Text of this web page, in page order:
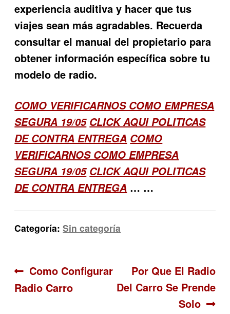
experiencia auditiva y hacer que tus
viajes sean más agradables. Recuerda
consultar el manual del propietario para
obtener información específica sobre tu
modelo de radio.
COMO VERIFICARNOS COMO EMPRESA
SEGURA 19/05 CLICK AQUI POLITICAS
DE CONTRA ENTREGA COMO
VERIFICARNOS COMO EMPRESA
SEGURA 19/05 CLICK AQUI POLITICAS
DE CONTRA ENTREGA … …
Categoría:Sin categoría
Navegación
de
Anterior:
Como Configurar
Radio Carro
Siguiente:
Por Que El Radio
Del Carro Se Prende
Solo